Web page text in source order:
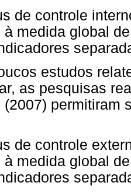
de controle
à medida global
estudos
as pesquisas
(2007) permitiram
de controle
à medida global